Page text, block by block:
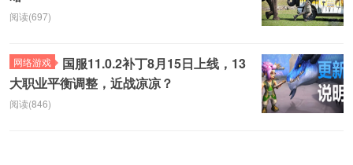
阅读(697)
网络游戏
国服11.0.2补丁8月15日上线，13
大职业平衡调整，近战凉凉？
阅读(846)